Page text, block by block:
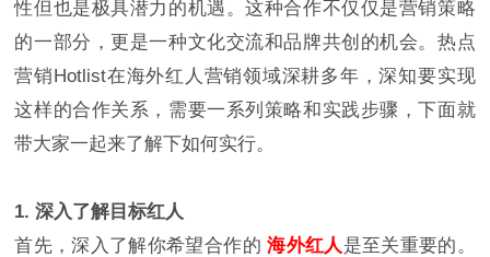
性但也是极具潜力的机遇。这种合作不仅仅是营销策略
的一部分，更是一种文化交流和品牌共创的机会。热点
营销Hotlist在海外红人营销领域深耕多年，深知要实现
这样的合作关系，需要一系列策略和实践步骤，下面就
带大家一起来了解下如何实行。
1. 深入了解目标红人
首先，深入了解你希望合作的海外红人是至关重要的。